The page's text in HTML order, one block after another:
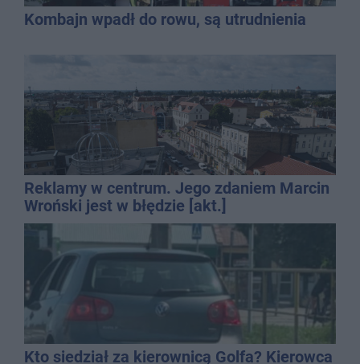
Kombajn wpadł do rowu, są utrudnienia
Reklamy w centrum. Jego zdaniem Marcin
Wroński jest w błędzie [akt.]
Kto siedział za kierownicą Golfa? Kierowca